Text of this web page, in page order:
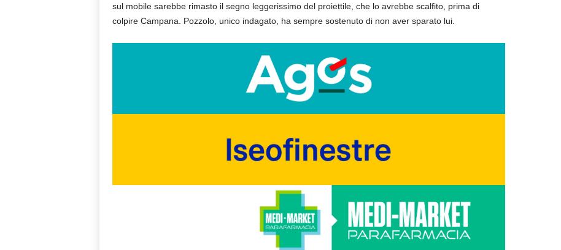
sul mobile sarebbe rimasto il segno leggerissimo del proiettile, che lo avrebbe scalfito, prima di
colpire Campana. Pozzolo, unico indagato, ha sempre sostenuto di non aver sparato lui.